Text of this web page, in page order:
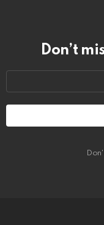
Don’t